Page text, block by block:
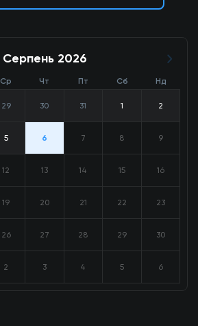
Серпень 2026
Ср Чт Пт Сб Нд
29 30 31 1 2
5 6 7 8 9
12 13 14 15 16
19 20 21 22 23
26 27 28 29 30
2 3 4 5 6